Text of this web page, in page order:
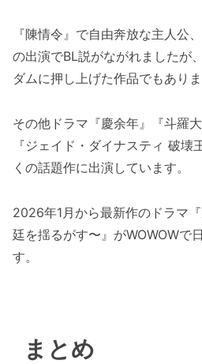
『陳情令』で自由奔放な主人公
の出演でBL説がながれましたが
ダムに押し上げた作品でもありま
その他ドラマ『慶余年』『斗羅
『ジェイド・ダイナスティ 破壊
くの話題作に出演しています。
2026年1月から最新作のドラマ
廷を揺るがす〜』がWOWOWで
す。
まとめ